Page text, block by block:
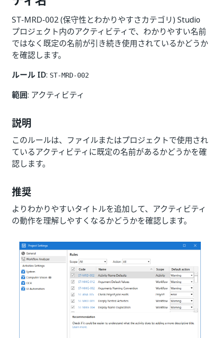
ST-MRD-002 (保守性とわかりやすさカテゴリ) Studio
プロジェクト内のアクティビティで、わかりやすい名前
ではなく既定の名前が引き続き使用されているかどうか
を確認します。
ルール ID: ST-MRD-002
範囲: アクティビティ
説明
このルールは、ファイルまたはプロジェクトで使用され
ているアクティビティに既定の名前があるかどうかを確
認します。
推奨
よりわかりやすいタイトルを追加して、アクティビティ
の動作を理解しやすくなるかどうかを確認します。